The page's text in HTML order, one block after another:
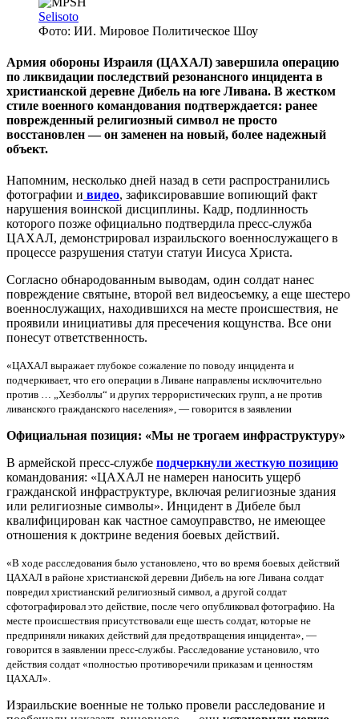
Selisoto
Фото: ИИ. Мировое Политическое Шоу
Армия обороны Израиля (ЦАХАЛ) завершила операцию
по ликвидации последствий резонансного инцидента в
христианской деревне Дибель на юге Ливана. В жестком
стиле военного командования подтверждается: ранее
поврежденный религиозный символ не просто
восстановлен — он заменен на новый, более надежный
объект.
Напомним, несколько дней назад в сети распространились
фотографии и видео, зафиксировавшие вопиющий факт
нарушения воинской дисциплины. Кадр, подлинность
которого позже официально подтвердила пресс-служба
ЦАХАЛ, демонстрировал израильского военнослужащего в
процессе разрушения статуи статуи Иисуса Христа.
Согласно обнародованным выводам, один солдат нанес
повреждение святыне, второй вел видеосъемку, а еще шестеро
военнослужащих, находившихся на месте происшествия, не
проявили инициативы для пресечения кощунства. Все они
понесут ответственность.
«ЦАХАЛ выражает глубокое сожаление по поводу инцидента и
подчеркивает, что его операции в Ливане направлены исключительно
против … „Хезболлы“ и других террористических групп, а не против
ливанского гражданского населения», — говорится в заявлении
Официальная позиция: «Мы не трогаем инфраструктуру»
В армейской пресс-службе подчеркнули жесткую позицию
командования: «ЦАХАЛ не намерен наносить ущерб
гражданской инфраструктуре, включая религиозные здания
или религиозные символы». Инцидент в Дибеле был
квалифицирован как частное самоуправство, не имеющее
отношения к доктрине ведения боевых действий.
«В ходе расследования было установлено, что во время боевых действий
ЦАХАЛ в районе христианской деревни Дибель на юге Ливана солдат
повредил христианский религиозный символ, а другой солдат
сфотографировал это действие, после чего опубликовал фотографию. На
месте происшествия присутствовали еще шесть солдат, которые не
предприняли никаких действий для предотвращения инцидента», —
говорится в заявлении пресс-службы. Расследование установило, что
действия солдат «полностью противоречили приказам и ценностям
ЦАХАЛ».
Израильские военные не только провели расследование и